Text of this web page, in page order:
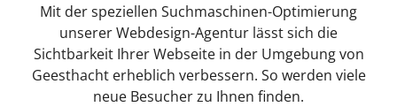
Mit der speziellen Suchmaschinen-Optimierung
unserer Webdesign-Agentur lässt sich die
Sichtbarkeit Ihrer Webseite in der Umgebung von
Geesthacht erheblich verbessern. So werden viele
neue Besucher zu Ihnen finden.